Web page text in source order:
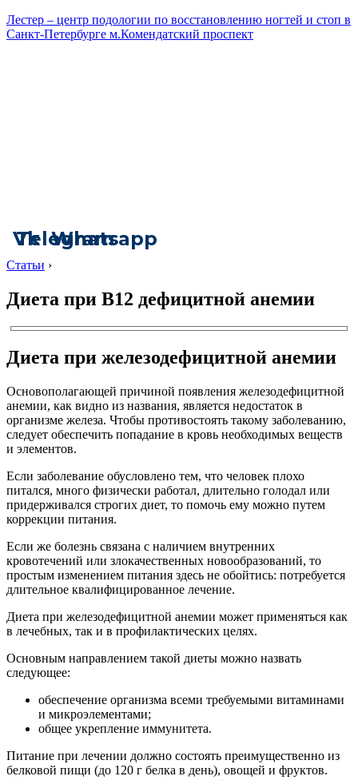
Лестер – центр подологии по восстановлению ногтей и стоп в
Санкт-Петербурге м.Комендатский проспект
Vk
Telegram
Whatsapp
Статьи ›
Диета при В12 дефицитной анемии
Диета при железодефицитной анемии
Основополагающей причиной появления железодефицитной
анемии, как видно из названия, является недостаток в
организме железа. Чтобы противостоять такому заболеванию,
следует обеспечить попадание в кровь необходимых веществ
и элементов.
Если заболевание обусловлено тем, что человек плохо
питался, много физически работал, длительно голодал или
придерживался строгих диет, то помочь ему можно путем
коррекции питания.
Если же болезнь связана с наличием внутренних
кровотечений или злокачественных новообразований, то
простым изменением питания здесь не обойтись: потребуется
длительное квалифицированное лечение.
Диета при железодефицитной анемии может применяться как
в лечебных, так и в профилактических целях.
Основным направлением такой диеты можно назвать
следующее:
обеспечение организма всеми требуемыми витаминами
и микроэлементами;
общее укрепление иммунитета.
Питание при лечении должно состоять преимущественно из
белковой пищи (до 120 г белка в день), овощей и фруктов.